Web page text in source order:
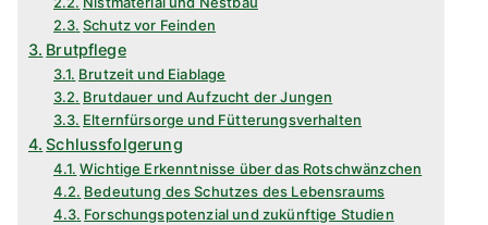
Schutz vor Feinden
Brutpflege
Brutzeit und Eiablage
Brutdauer und Aufzucht der Jungen
Elternfürsorge und Fütterungsverhalten
Schlussfolgerung
Wichtige Erkenntnisse über das Rotschwänzchen
Bedeutung des Schutzes des Lebensraums
Forschungspotenzial und zukünftige Studien